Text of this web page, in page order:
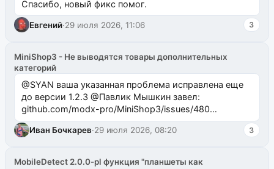
Спасибо, новый фикс помог.
Евгений·29 июля 2026, 11:06 3
MiniShop3 - Не выводятся товары дополнительных
категорий
@SYAN ваша указанная проблема исправлена еще
до версии 1.2.3 @Павлик Мышкин завел:
github.com/modx-pro/MiniShop3/issues/480
github.com/modx-pro/MiniShop3/issues/481Исправим
в б...
Иван Бочкарев·29 июля 2026, 08:20 3
MobileDetect 2.0.0-pl функция "планшеты как